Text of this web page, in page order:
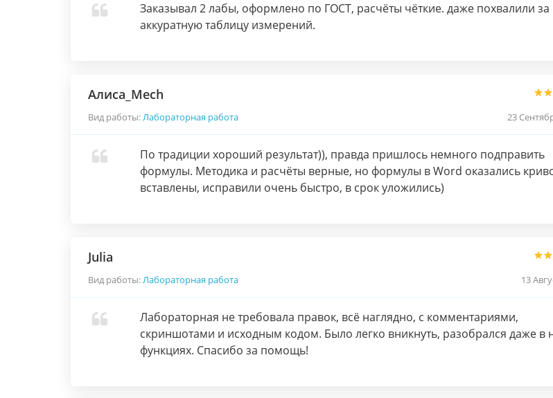
Заказывал 2 лабы, оформлено по ГОСТ, расчёты чёткие. даже похвалили за
аккуратную таблицу измерений.
Алиса_Mech
Вид работы:Лабораторная работа 23
По традиции хороший результат)), правда пришлось немного подправить
формулы. Методика и расчёты верные, но формулы в Word оказались
вставлены, исправили очень быстро, в срок уложились)
Julia
Вид работы:Лабораторная работа 13
Лабораторная не требовала правок, всё наглядно, с комментариями,
скриншотами и исходным кодом. Было легко вникнуть, разобрался даже в
функциях. Спасибо за помощь!